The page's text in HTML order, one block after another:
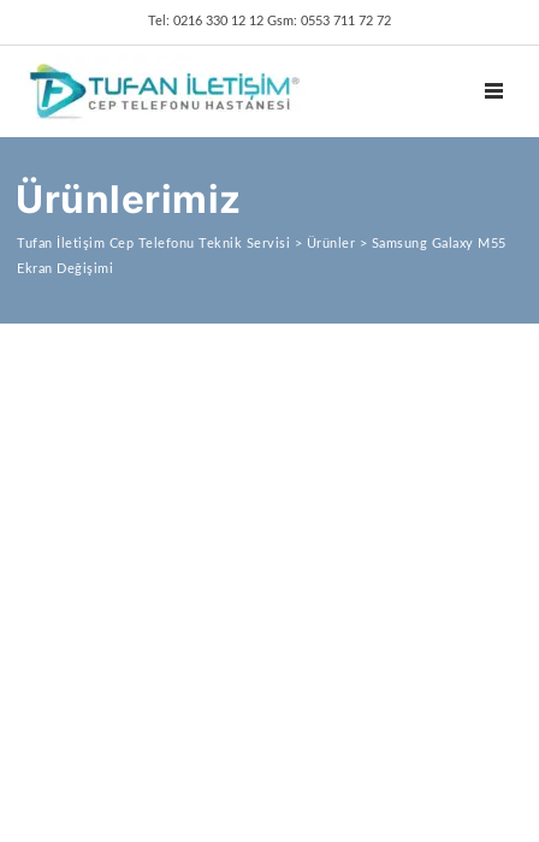
Tel: 0216 330 12 12 Gsm: 0553 711 72 72
Ürünlerimiz
Tufan İletişim Cep Telefonu Teknik Servisi > Ürünler > Samsung Galaxy M55
Ekran Değişimi